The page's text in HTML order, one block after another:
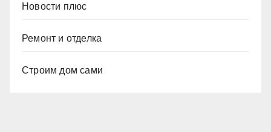
Новости плюс
Ремонт и отделка
Строим дом сами